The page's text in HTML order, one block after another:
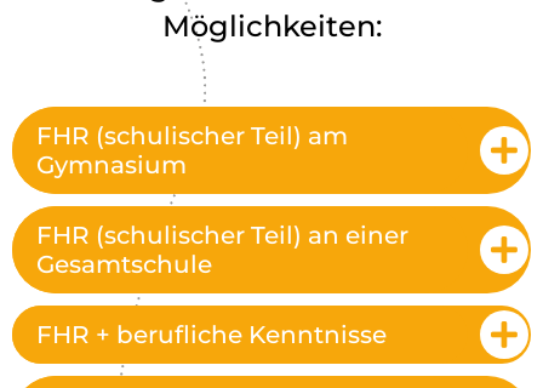
Möglichkeiten:
FHR (schulischer Teil) am
Gymnasium
FHR (schulischer Teil) an einer
Gesamtschule
FHR + berufliche Kenntnisse